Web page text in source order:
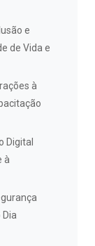
e
de Vida e
à
Digital
à